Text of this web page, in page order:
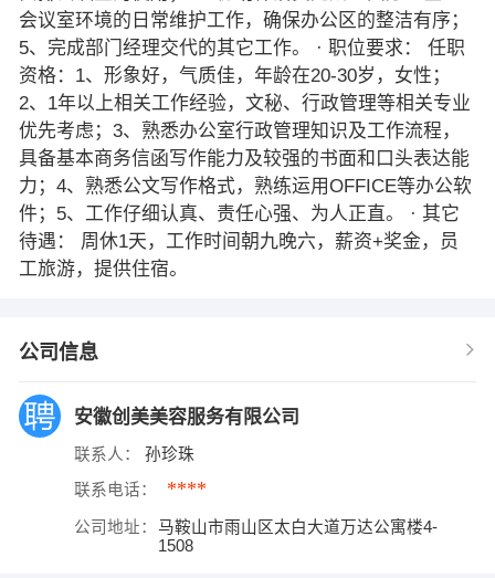
会议室环境的日常维护工作，确保办公区的整洁有序；
5、完成部门经理交代的其它工作。 · 职位要求： 任职
资格：1、形象好，气质佳，年龄在20-30岁，女性；
2、1年以上相关工作经验，文秘、行政管理等相关专业
优先考虑；3、熟悉办公室行政管理知识及工作流程，
具备基本商务信函写作能力及较强的书面和口头表达能
力；4、熟悉公文写作格式，熟练运用OFFICE等办公软
件；5、工作仔细认真、责任心强、为人正直。 · 其它
待遇： 周休1天，工作时间朝九晚六，薪资+奖金，员
工旅游，提供住宿。
公司信息
安徽创美美容服务有限公司
联系人： 孙珍珠
联系电话： ****
公司地址：
马鞍山市雨山区太白大道万达公寓楼4-
1508